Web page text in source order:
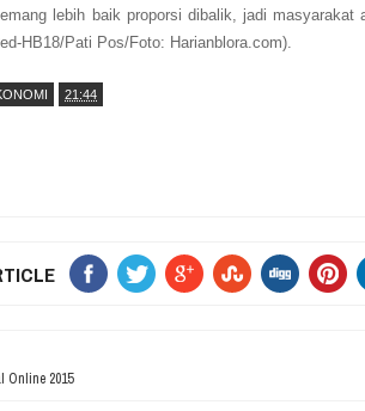
lebih baik proporsi dibalik, jadi masyarakat
HB18/Pati Pos/Foto: Harianblora.com).
21:44
Online 2015